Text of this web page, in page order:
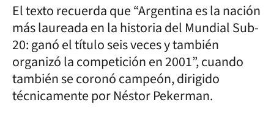
El texto recuerda que “Argentina es la nación
más laureada en la historia del Mundial Sub-
20: ganó el título seis veces y también
organizó la competición en 2001”, cuando
también se coronó campeón, dirigido
técnicamente por Néstor Pekerman.